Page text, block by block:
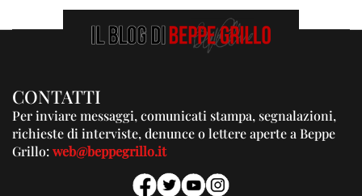
CONTATTI
Per inviare messaggi, comunicati stampa, segnalazioni,
richieste di interviste, denunce o lettere aperte a Beppe
Grillo:web@beppegrillo.it